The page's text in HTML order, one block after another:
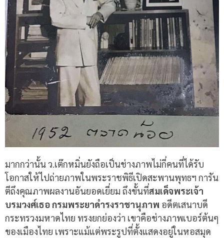
มากกว่านั้น ว.เต๊กหมิ่นยังถือเป็นช่างภาพไม่กี่คนที่ได้รับ
โอกาสให้ไปถ่ายภาพในพระราชพิธีเปิดสะพานพุทธฯ การัน
ตีถึงคุณภาพผลงานอันยอดเยี่ยม ถึงขั้นที่สมเด็จพระเจ้า
บรมวงศ์เธอ กรมพระยาดำรงราชานุภาพ อดีตเสนาบดี
กระทรวงมหาดไทย ทรงยกย่องว่า เขาคือช่างภาพเบอร์ต้นๆ
ของเมืองไทย เพราะแม้แต่พระรูปที่ตั้งแสดงอยู่ในหอสมุด